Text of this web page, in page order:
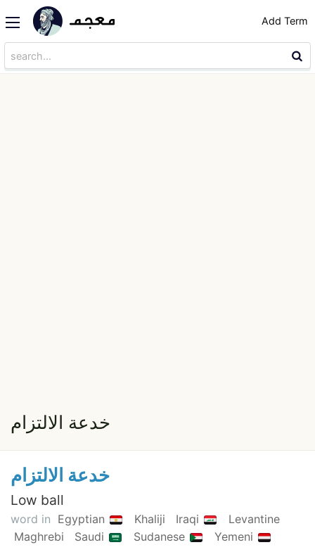
Add Term
خدعة الالتزام
خدعة الالتزام
Low ball
word in Egyptian Khaliji Iraqi
Levantine
Maghrebi
Saudi Sudanese Yemeni